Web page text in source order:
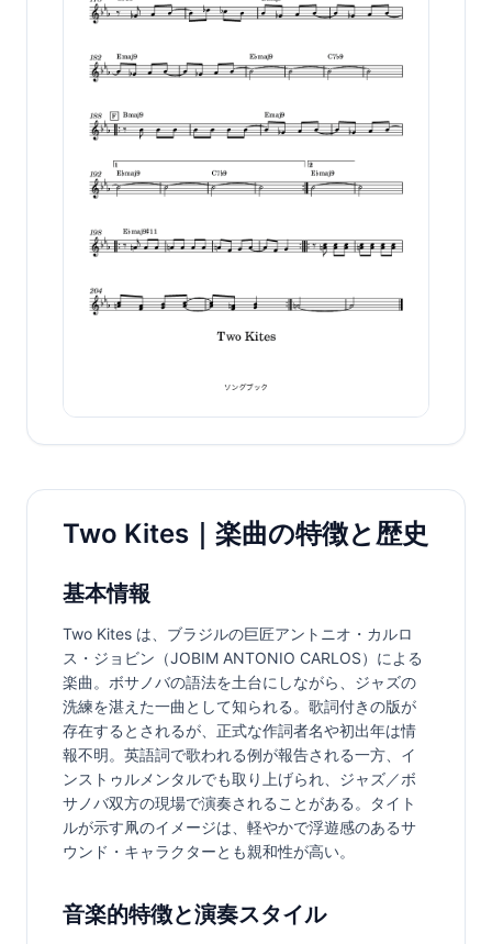
Two Kites｜楽曲の特徴と歴史
基本情報
Two Kites は、ブラジルの巨匠アントニオ・カルロ
ス・ジョビン（JOBIM ANTONIO CARLOS）による
楽曲。ボサノバの語法を土台にしながら、ジャズの
洗練を湛えた一曲として知られる。歌詞付きの版が
存在するとされるが、正式な作詞者名や初出年は情
報不明。英語詞で歌われる例が報告される一方、イ
ンストゥルメンタルでも取り上げられ、ジャズ／ボ
サノバ双方の現場で演奏されることがある。タイト
ルが示す凧のイメージは、軽やかで浮遊感のあるサ
ウンド・キャラクターとも親和性が高い。
音楽的特徴と演奏スタイル